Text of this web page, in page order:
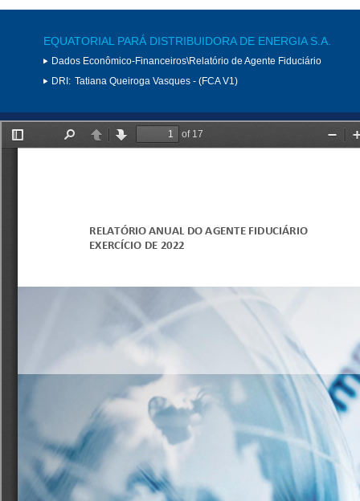
EQUATORIAL PARÁ DISTRIBUIDORA DE ENERGIA S.A.
Dados Econômico-Financeiros\Relatório de Agente Fiduciário
DRI: Tatiana Queiroga Vasques - (FCA V1)